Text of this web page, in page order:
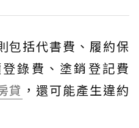
包括代書費、履約保
錄費、塗銷登記費
貸 ，還可能產生違約